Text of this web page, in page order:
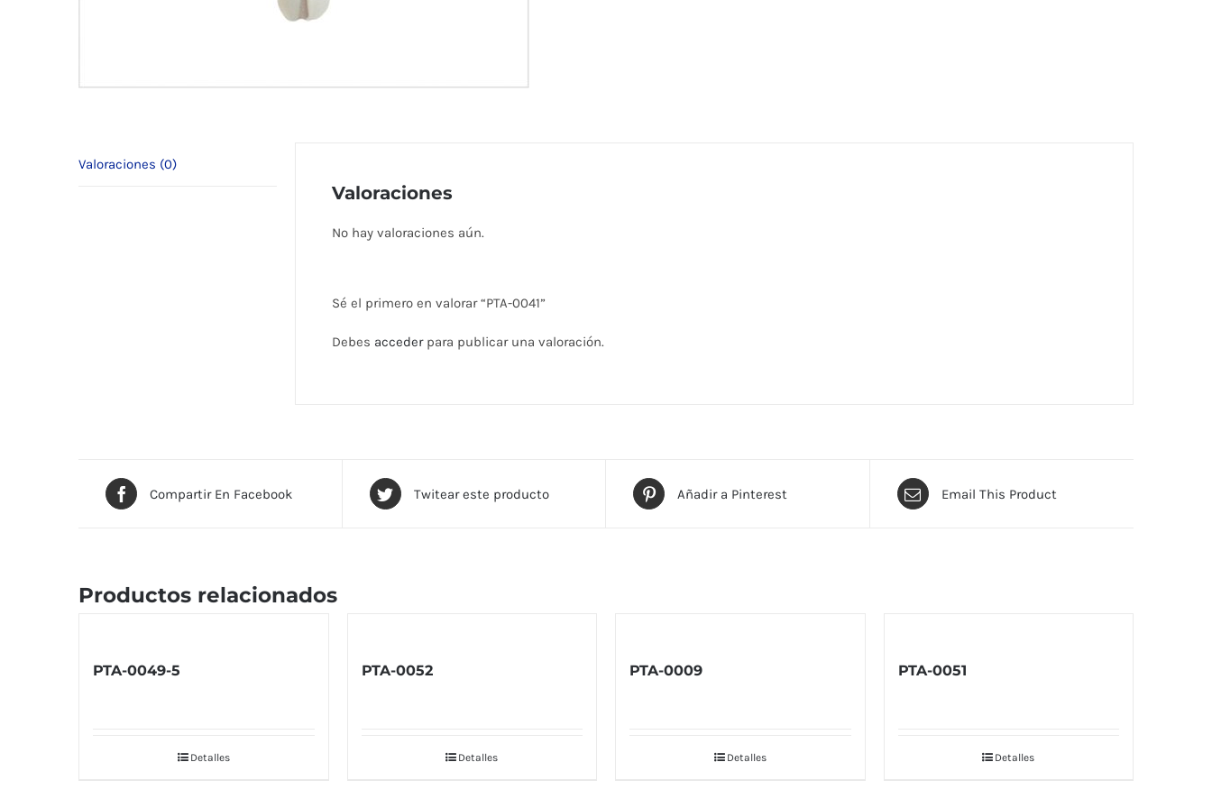
Valoraciones (0)
Valoraciones
No hay valoraciones aún.
Sé el primero en valorar “PTA-0041”
Debes accederpara publicar una valoración.
Compartir En Facebook Twitear este producto Añadir a Pinterest Email This Product
Productos relacionados
PTA-0049-5
Detalles
PTA-0052
Detalles
PTA-0009
Detalles
PTA-0051
Detalles